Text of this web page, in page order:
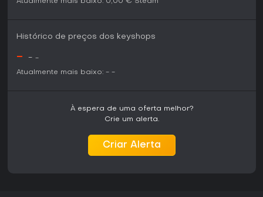
Histórico de preços dos keyshops
- - -
Atualmente mais baixo: - -
À espera de uma oferta melhor?
Crie um alerta.
Criar Alerta